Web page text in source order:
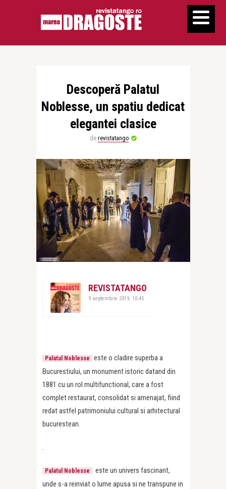
Descoperă Palatul
Noblesse, un spatiu dedicat
elegantei clasice
de revistatango
REVISTATANGO
9 septembrie 2019, 10:45
Palatul Noblesse
este o cladire superba a
Bucurestiului, un monument istoric datand din
1881 cu un rol multifunctional, care a fost
complet restaurat, consolidat si amenajat, fiind
redat astfel patrimoniului cultural si arhitectural
bucurestean.
.
Palatul Noblesse
este un univers fascinant,
unde s-a reinviat o lume apusa si ne transpune in